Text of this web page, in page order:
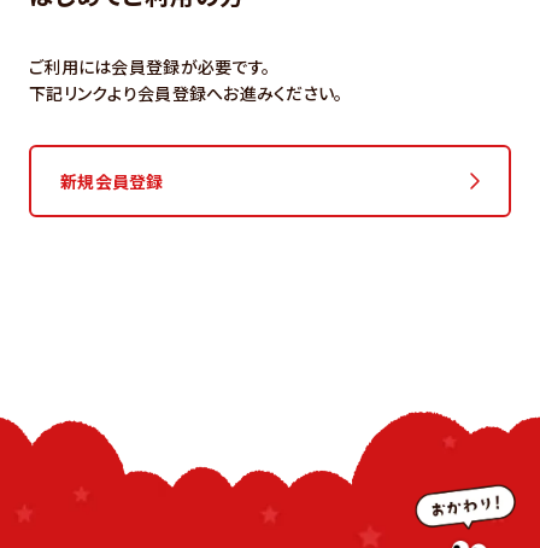
ご利用には会員登録が必要です。
下記リンクより会員登録へお進みください。
新規会員登録